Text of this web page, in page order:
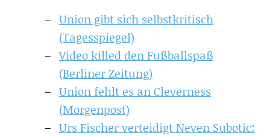
Union gibt sich selbstkritisch
(Tagesspiegel)
Video killed den Fußballspaß
(Berliner Zeitung)
Union fehlt es an Cleverness
(Morgenpost)
Urs Fischer verteidigt Neven Subotic: